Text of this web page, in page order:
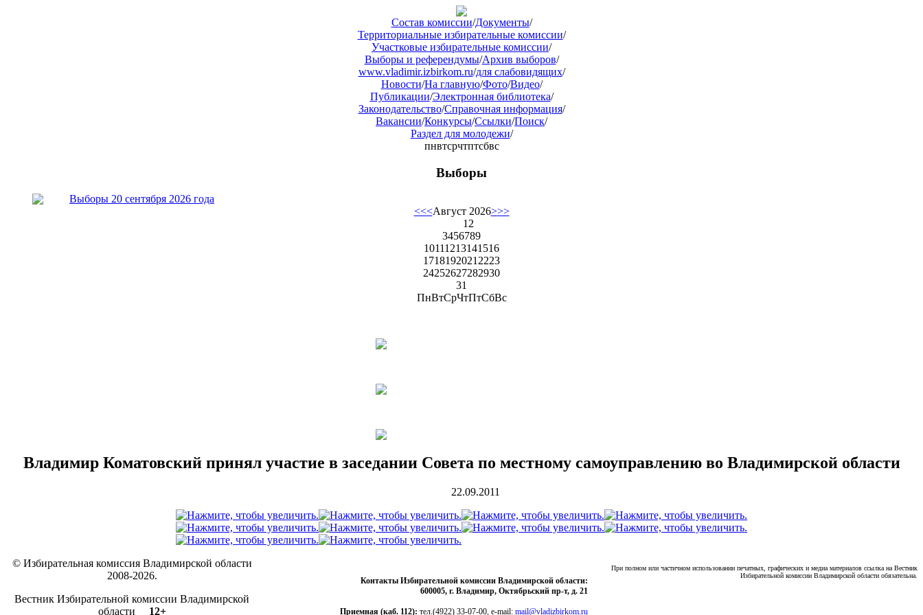
Состав комиссии/Документы/
Территориальные избирательные комиссии/
Участковые избирательные комиссии/
Выборы и референдумы/Архив выборов/
www.vladimir.izbirkom.ru/для слабовидящих/
Новости/На главную/Фото/Видео/
Публикации/Электронная библиотека/
Законодательство/Справочная информация/
Вакансии/Конкурсы/Ссылки/Поиск/
Раздел для молодежи/
пнвтсрчтптсбвс
Выборы
Выборы 20 сентября 2026 года
<<<Август 2026>>>
12
3456789
10111213141516
17181920212223
24252627282930
31
ПнВтСрЧтПтСбВс
Владимир Коматовский принял участие в заседании Совета по местному самоуправлению во Владимирской области
22.09.2011
При полном или частичном использовании печатных, графических и медиа материалов ссылка на Вестник
Избирательной комиссии Владимирской области обязательна.
Контакты Избирательной комиссии Владимирской области:
600005, г. Владимир, Октябрьский пр-т, д. 21
Приемная (каб. 112): тел.(4922) 33-07-00, e-mail: mail@vladizbirkom.ru
© Избирательная комиссия Владимирской области
2008-2026.
Вестник Избирательной комиссии Владимирской
области 12+